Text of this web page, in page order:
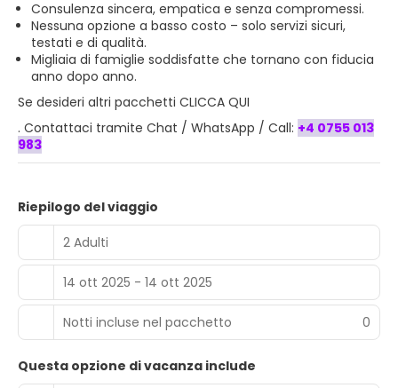
Consulenza sincera, empatica e senza compromessi.
Nessuna opzione a basso costo – solo servizi sicuri,
testati e di qualità.
Migliaia di famiglie soddisfatte che tornano con fiducia
anno dopo anno.
Se desideri altri pacchetti CLICCA QUI
. Contattaci tramite Chat / WhatsApp / Call: +4 0755 013
983
Riepilogo del viaggio
2 Adulti
14 ott 2025 - 14 ott 2025
Notti incluse nel pacchetto 0
Questa opzione di vacanza include